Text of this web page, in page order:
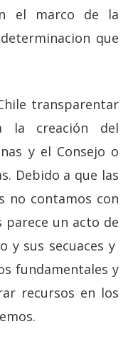
el marco de la
que
transparentar
la creación del
y el Consejo o
Debido a que las
no contamos con
parece un acto de
y sus secuaces y
fundamentales y
recursos en los